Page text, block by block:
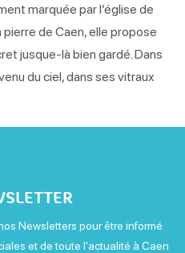
marquée par l’église de
de Caen, elle propose
jusque-là bien gardé. Dans
du ciel, dans ses vitraux
Newsletters pour être informé
et de toute l'actualité à Caen